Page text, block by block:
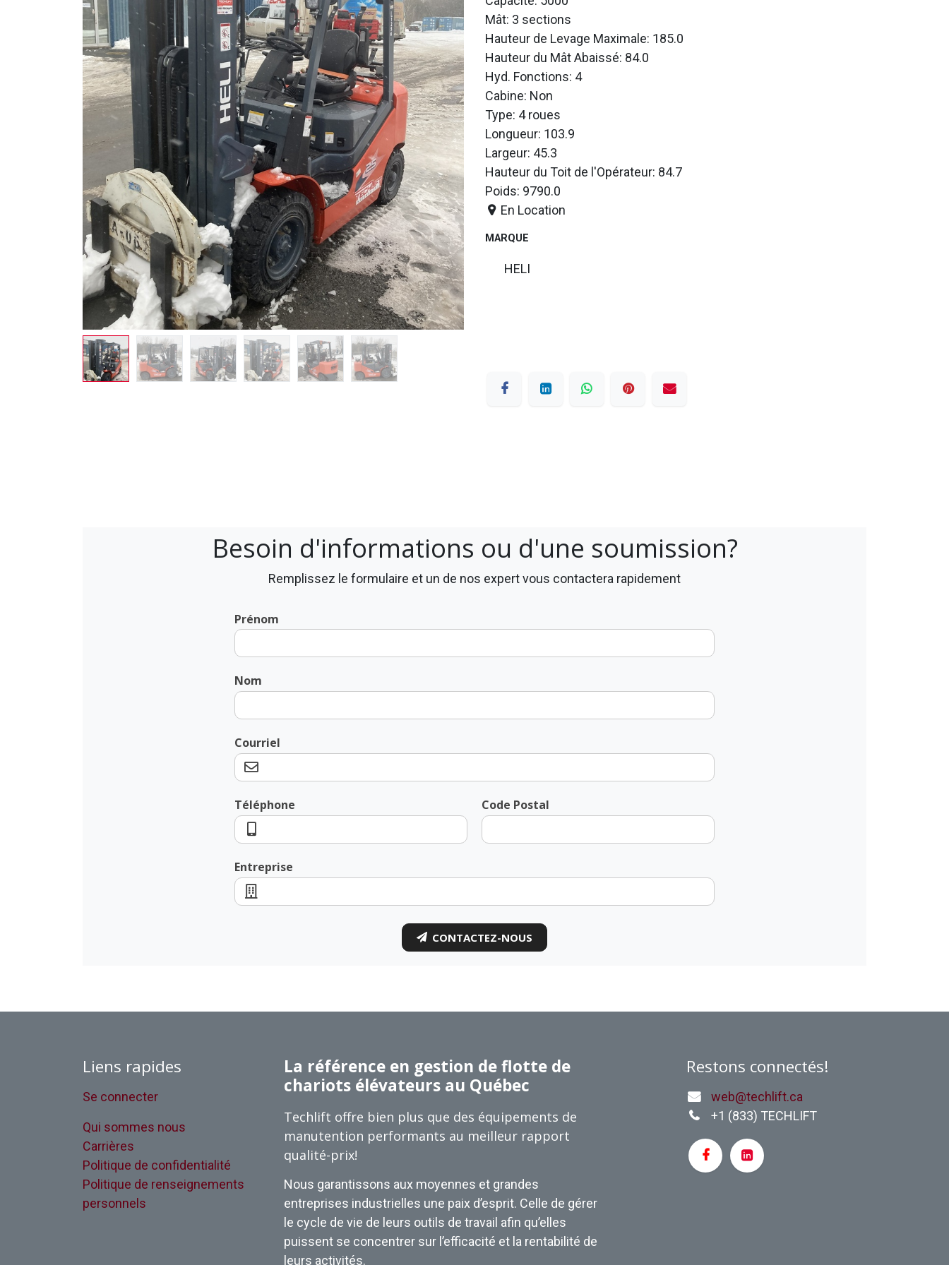
Mât: 3 sections
Hauteur de Levage Maximale: 185.0
Hauteur du Mât Abaissé: 84.0
Hyd. Fonctions: 4
Cabine: Non
Type: 4 roues
Longueur: 103.9
Largeur: 45.3
Hauteur du Toit de l'Opérateur: 84.7
Poids: 9790.0
En Location
MARQUE
HELI
Besoin d'informations ou d'une soumission?
Remplissez le formulaire et un de nos expert vous contactera rapidement
Prénom
Nom
Courriel
Téléphone Code Postal
Entreprise
CONTACTEZ-NOUS
Liens rapides
Se connecter
Qui sommes nous
Carrières
Politique de confidentialité
Politique de renseignements
personnels
La référence en gestion de flotte de
chariots élévateurs au Québec
Techlift offre bien plus que des équipements de
manutention performants au meilleur rapport
qualité-prix!
Nous garantissons aux moyennes et grandes
entreprises industrielles une paix d’esprit. Celle de gérer
le cycle de vie de leurs outils de travail afin qu’elles
puissent se concentrer sur l’efficacité et la rentabilité de
leurs activités.
Restons connectés!
web@techlift.ca
+1 (833) TECHLIFT